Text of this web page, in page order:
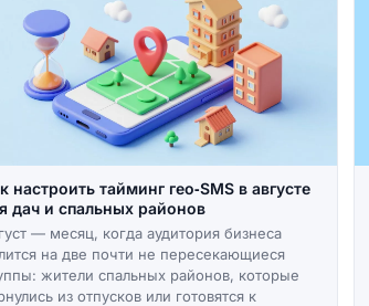
настроить тайминг гео‑SMS в августе
дач и спальных районов
— месяц, когда аудитория бизнеса
на две почти не пересекающиеся
жители спальных районов, которые
из отпусков или готовятся к